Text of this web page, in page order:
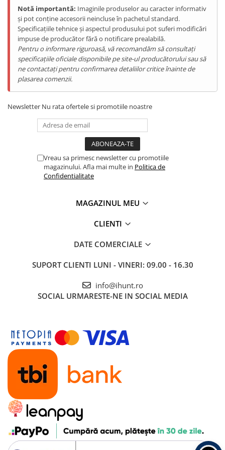
Telefoane Mobile Doogee
Tablete Doogee
Produse Hotwav
Telefoane Mobile Hotwav
Produse Unihertz
Telefoane Mobile Unihertz
Tablete Unihertz
Produse Blackview
Telefoane Mobile Blackview
Tablete Blackview
Produse Fossibot
Telefoane Mobile Fossibot
STATII DE INCARCARE EV
Stații de Încărcare Rezidențiale /
Notă importantă: Imaginile produselor au caracter informativ
și pot conține accesorii neincluse în pachetul standard.
Specificațiile tehnice și aspectul produsului pot suferi modificări
impuse de producător fără o notificare prealabilă.
Pentru o informare riguroasă, vă recomandăm să consultați
specificațiile oficiale disponibile pe site-ul producătorului sau să
ne contactați pentru confirmarea detaliilor critice înainte de
plasarea comenzii.
Newsletter Nu rata ofertele si promotiile noastre
Vreau sa primesc newsletter cu promotiile
magazinului. Afla mai multe in Politica de
Confidentialitate
MAGAZINUL MEU
CLIENTI
DATE COMERCIALE
SUPORT CLIENTI LUNI - VINERI: 09.00 - 16.30
info@ihunt.ro
SOCIAL URMARESTE-NE IN SOCIAL MEDIA